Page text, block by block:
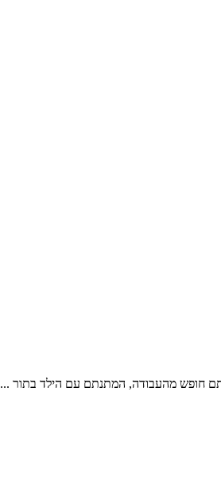
חופש מהעבודה, המתנתם עם הילד בתור ...